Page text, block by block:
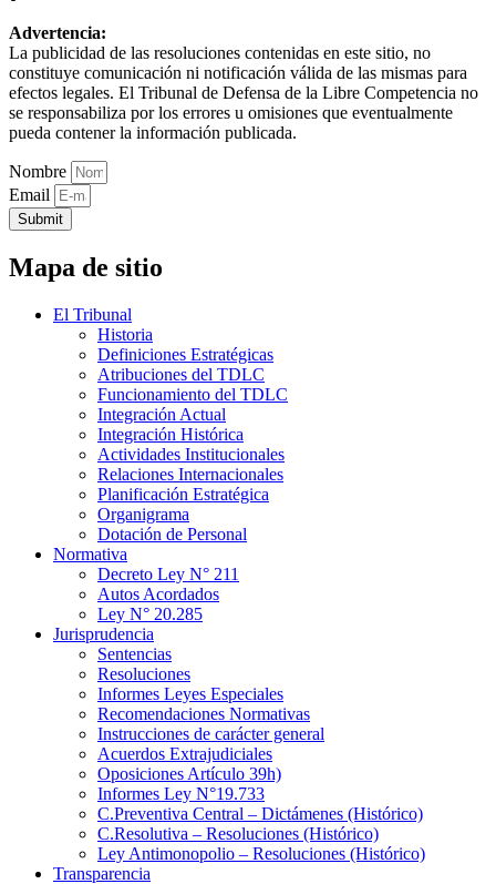
Advertencia:
La publicidad de las resoluciones contenidas en este sitio, no
constituye comunicación ni notificación válida de las mismas para
efectos legales. El Tribunal de Defensa de la Libre Competencia no
se responsabiliza por los errores u omisiones que eventualmente
pueda contener la información publicada.
Nombre
Email
Submit
Mapa de sitio
El Tribunal
Historia
Definiciones Estratégicas
Atribuciones del TDLC
Funcionamiento del TDLC
Integración Actual
Integración Histórica
Actividades Institucionales
Relaciones Internacionales
Planificación Estratégica
Organigrama
Dotación de Personal
Normativa
Decreto Ley N° 211
Autos Acordados
Ley N° 20.285
Jurisprudencia
Sentencias
Resoluciones
Informes Leyes Especiales
Recomendaciones Normativas
Instrucciones de carácter general
Acuerdos Extrajudiciales
Oposiciones Artículo 39h)
Informes Ley N°19.733
C.Preventiva Central – Dictámenes (Histórico)
C.Resolutiva – Resoluciones (Histórico)
Ley Antimonopolio – Resoluciones (Histórico)
Transparencia